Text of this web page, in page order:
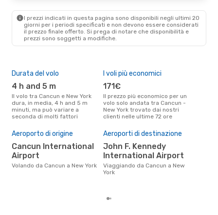
I prezzi indicati in questa pagina sono disponibili negli ultimi 20
giorni per i periodi specificati e non devono essere considerati
il ​​prezzo finale offerto. Si prega di notare che disponibilità e
prezzi sono soggetti a modifiche.
Durata del volo
4 h and 5 m
Il volo tra Cancun e New York
dura, in media, 4 h and 5 m
minuti, ma può variare a
seconda di molti fattori
I voli più economici
171€
Il prezzo più economico per un
volo solo andata tra Cancun -
New York trovato dai nostri
clienti nelle ultime 72 ore
Aeroporto di origine
Cancun International
Airport
Volando da Cancun a New York
Aeroporti di destinazione
John F. Kennedy
International Airport
Viaggiando da Cancun a New
York